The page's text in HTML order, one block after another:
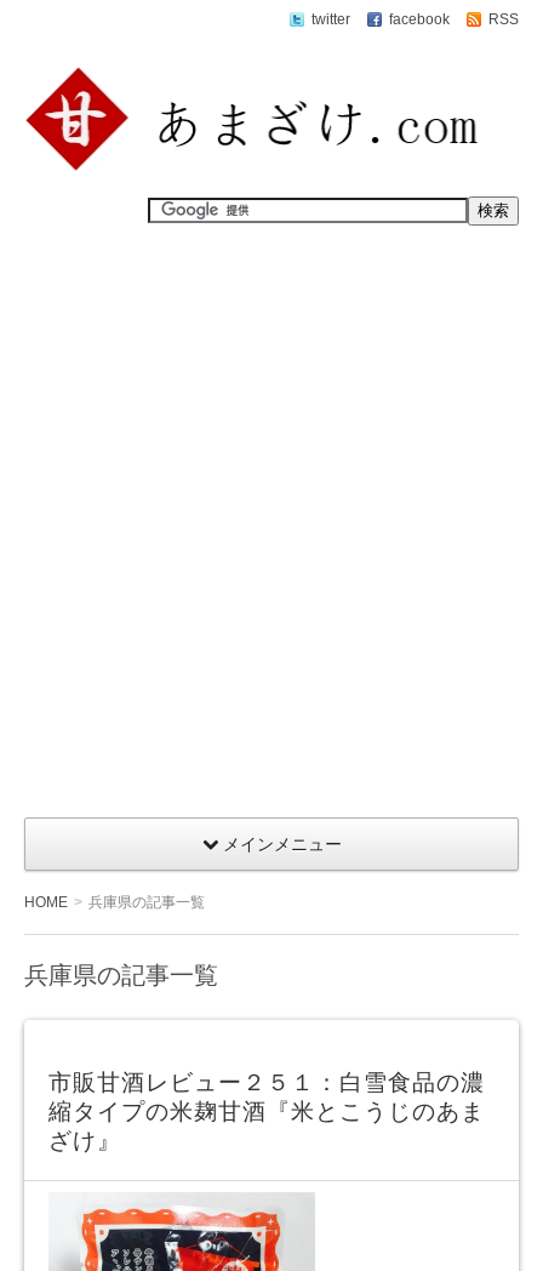
twitter facebook RSS
メインメニュー
HOME 兵庫県の記事一覧
兵庫県の記事一覧
市販甘酒レビュー２５１：白雪食品の濃
縮タイプの米麹甘酒『米とこうじのあま
ざけ』